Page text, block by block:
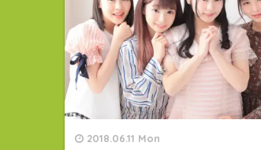
2018.06.11 Mon